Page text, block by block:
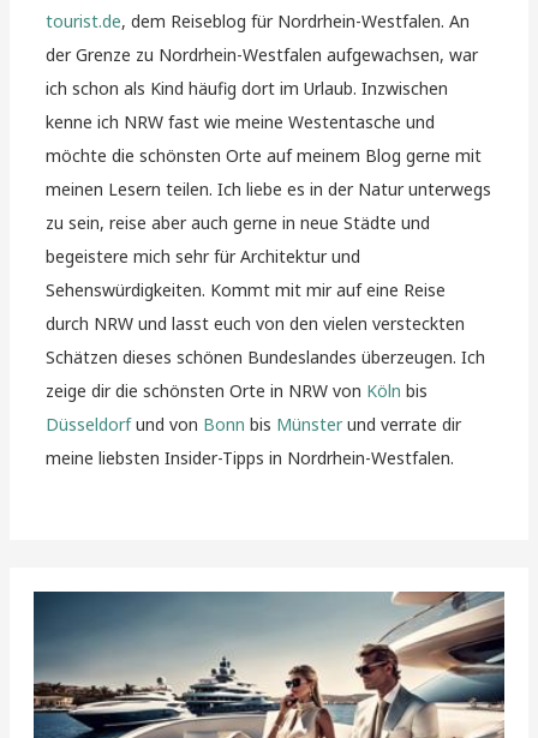
tourist.de, dem Reiseblog für Nordrhein-Westfalen. An
der Grenze zu Nordrhein-Westfalen aufgewachsen, war
ich schon als Kind häufig dort im Urlaub. Inzwischen
kenne ich NRW fast wie meine Westentasche und
möchte die schönsten Orte auf meinem Blog gerne mit
meinen Lesern teilen. Ich liebe es in der Natur unterwegs
zu sein, reise aber auch gerne in neue Städte und
begeistere mich sehr für Architektur und
Sehenswürdigkeiten. Kommt mit mir auf eine Reise
durch NRW und lasst euch von den vielen versteckten
Schätzen dieses schönen Bundeslandes überzeugen. Ich
zeige dir die schönsten Orte in NRW von Köln bis
Düsseldorfund von Bonn bis Münsterund verrate dir
meine liebsten Insider-Tipps in Nordrhein-Westfalen.